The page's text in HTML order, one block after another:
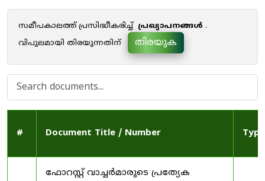
സമീപകാലത്ത് പ്രസിദ്ധീകരിച്ച് പ്രഖ്യാപനങ്ങൾ .
വിപുലമായി തിരയുന്നതിന്
തിരയുക
# Document Title / Number Type
ഫോറസ്റ്റ് വാച്ചർമാരുടെ പ്രത്യേക